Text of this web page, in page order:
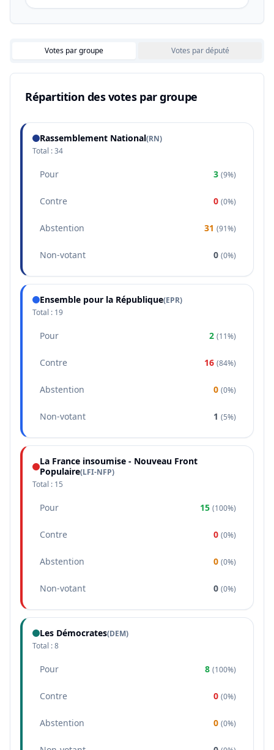
Votes par groupe Votes par député
Répartition des votes par groupe
Rassemblement National(RN)
Total :34
Pour 3 (9%)
Contre 0 (0%)
Abstention 31 (91%)
Non-votant 0 (0%)
Ensemble pour la République(EPR)
Total : 19
Pour 2 (11%)
Contre 16 (84%)
Abstention 0 (0%)
Non-votant 1 (5%)
La France insoumise - Nouveau Front
Populaire(LFI-NFP)
Total : 15
Pour 15 (100%)
Contre 0 (0%)
Abstention 0 (0%)
Non-votant 0 (0%)
Les Démocrates(DEM)
Total :8
Pour 8 (100%)
Contre 0 (0%)
Abstention 0 (0%)